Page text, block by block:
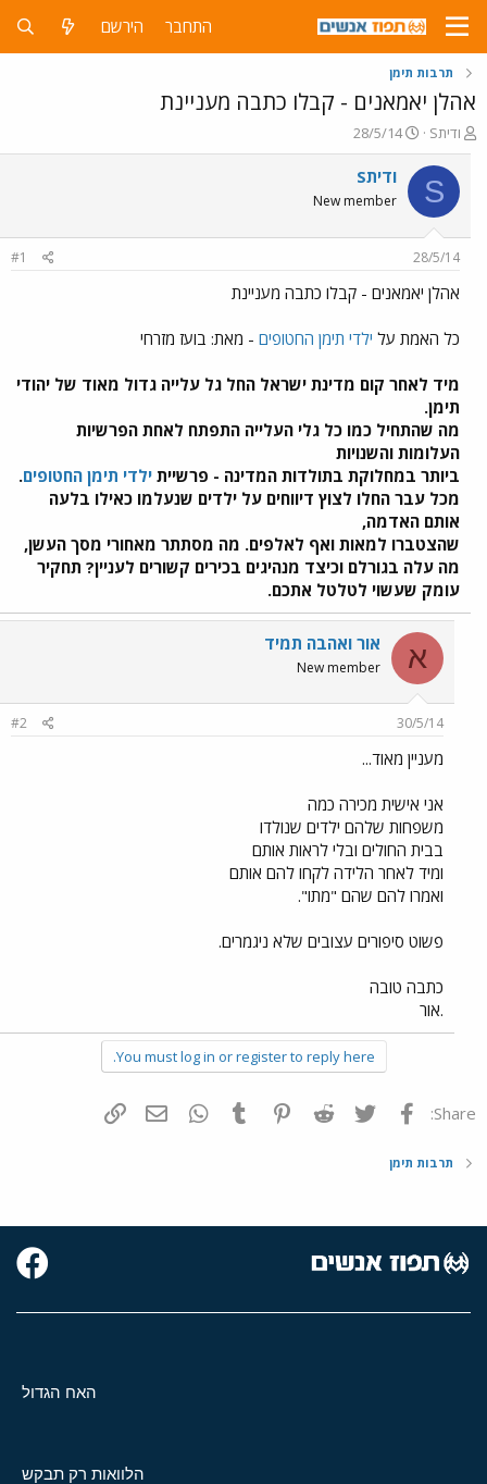
התחבר הירשם
תרבות תימן
אהלן יאמאנים - קבלו כתבה מעניינת
פ
ו
ת
ח
ה
ש
א
Sודית
פ
ו
ר
ר
28/5/14
S Sודית
New member
28/5/14
#1
אהלן יאמאנים - קבלו כתבה מעניינת
כל האמת על ילדי תימן החטופים - מאת: בועז מזרחי
מיד לאחר קום מדינת ישראל החל גל עלייה גדול מאוד של יהודי
תימן.
מה שהתחיל כמו כל גלי העלייה התפתח לאחת הפרשיות
העלומות והשנויות
ביותר במחלוקת בתולדות המדינה - פרשיית ילדי תימן החטופים.
מכל עבר החלו לצוץ דיווחים על ילדים שנעלמו כאילו בלעה
אותם האדמה,
שהצטברו למאות ואף לאלפים. מה מסתתר מאחורי מסך העשן,
מה עלה בגורלם וכיצד מנהיגים בכירים קשורים לעניין? תחקיר
עומק שעשוי לטלטל אתכם.
א אור ואהבה תמיד
New member
30/5/14
#2
מעניין מאוד...
אני אישית מכירה כמה
משפחות שלהם ילדים שנולדו
בבית החולים ובלי לראות אותם
ומיד לאחר הלידה לקחו להם אותם
ואמרו להם שהם "מתו".
פשוט סיפורים עצובים שלא ניגמרים.
כתבה טובה
.אור
You must log in or register to reply here.
Share: פייסבוק Twitter
Reddit
Pinterest
Tumblr
WhatsAppדואר אלקטרוני
תרבות תימן
האח הגדול
הלוואות רק תבקש